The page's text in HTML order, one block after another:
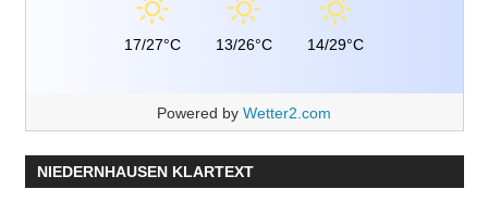
17/27°C 13/26°C 14/29°C
Powered by Wetter2.com
NIEDERNHAUSEN KLARTEXT